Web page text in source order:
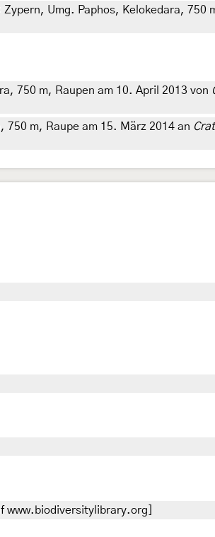
Zypern, Umg. Paphos, Kelokedara, 750
750 m, Raupen am 10. April 2013 von
750 m, Raupe am 15. März 2014 an
www.biodiversitylibrary.org]